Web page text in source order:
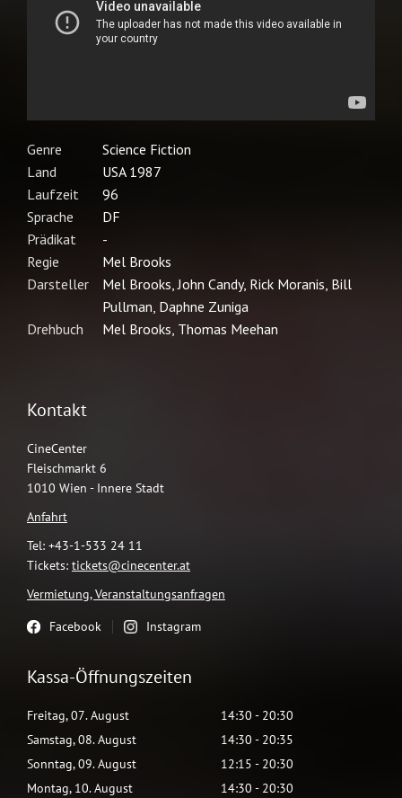
Kontakt
CineCenter
Fleischmarkt 6
1010 Wien - Innere Stadt
Anfahrt
Tel: +43-1-533 24 11
Tickets: tickets@cinecenter.at
Vermietung, Veranstaltungsanfragen
Facebook Instagram
Kassa-Öffnungszeiten
Freitag,07.August 14:30 - 20:30
Samstag,08.August 14:30 - 20:35
Sonntag,09.August 12:15 - 20:30
Montag, 10.August 14:30 - 20:30